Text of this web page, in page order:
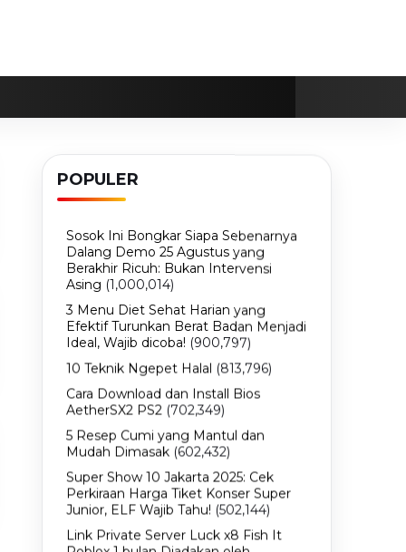
POPULER
Sosok Ini Bongkar Siapa Sebenarnya
Dalang Demo 25 Agustus yang
Berakhir Ricuh: Bukan Intervensi
Asing (1,000,014)
3 Menu Diet Sehat Harian yang
Efektif Turunkan Berat Badan Menjadi
Ideal, Wajib dicoba! (900,797)
10 Teknik Ngepet Halal (813,796)
Cara Download dan Install Bios
AetherSX2 PS2 (702,349)
5 Resep Cumi yang Mantul dan
Mudah Dimasak (602,432)
Super Show 10 Jakarta 2025: Cek
Perkiraan Harga Tiket Konser Super
Junior, ELF Wajib Tahu! (502,144)
Link Private Server Luck x8 Fish It